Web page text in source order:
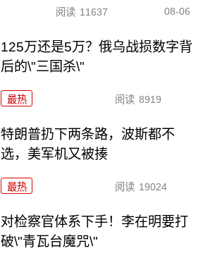
阅读 11637 08-06
125万还是5万？俄乌战损数字背
后的\"三国杀\"
最热 阅读 8919
特朗普扔下两条路，波斯都不
选，美军机又被揍
最热 阅读 19024
对检察官体系下手！李在明要打
破\"青瓦台魔咒\"